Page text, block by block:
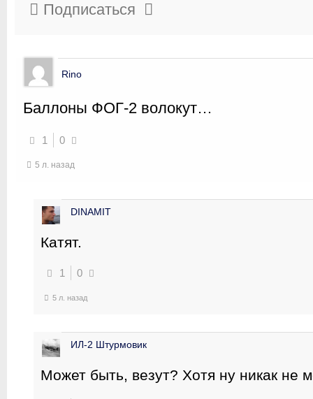
Подписаться
Rino
Баллоны ФОГ-2 волокут…
1 0
5 л. назад
DINAMIT
Катят.
1 0
5 л. назад
ИЛ-2 Штурмовик
Может быть, везут? Хотя ну никак не